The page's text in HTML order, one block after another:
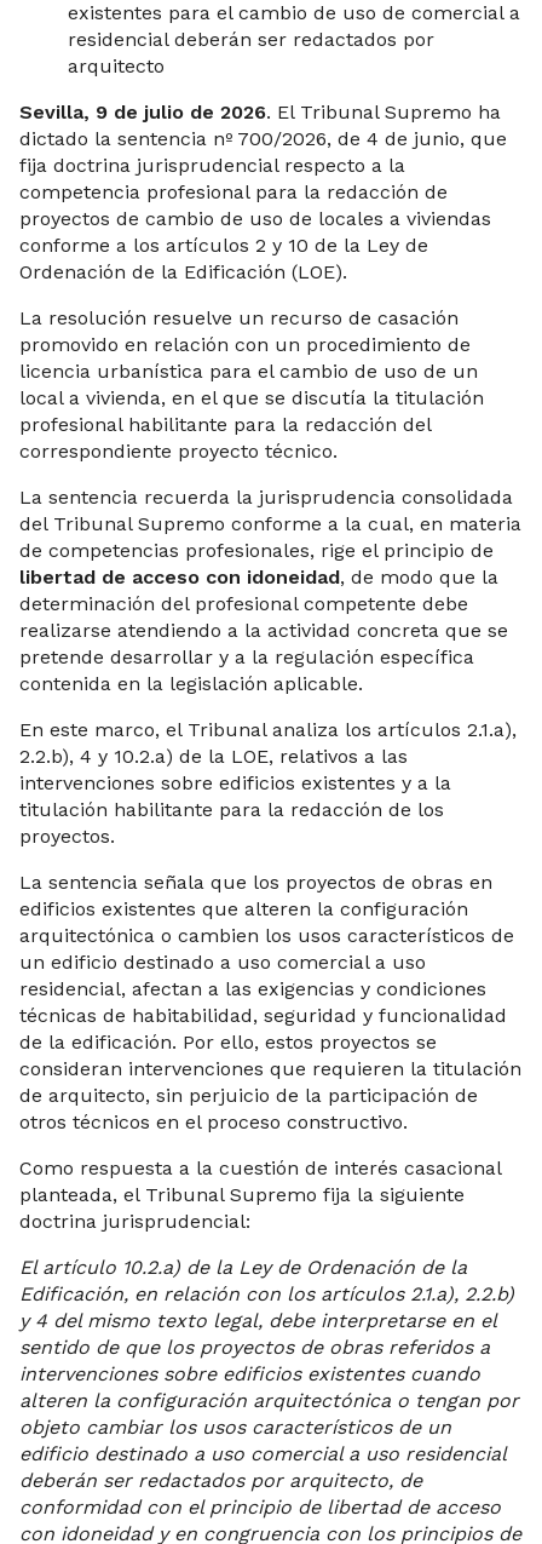
existentes para el cambio de uso de comercial a
residencial deberán ser redactados por
arquitecto
Sevilla, 9 de julio de 2026. El Tribunal Supremo ha
dictado la sentencia nº 700/2026, de 4 de junio, que
fija doctrina jurisprudencial respecto a la
competencia profesional para la redacción de
proyectos de cambio de uso de locales a viviendas
conforme a los artículos 2 y 10 de la Ley de
Ordenación de la Edificación (LOE).
La resolución resuelve un recurso de casación
promovido en relación con un procedimiento de
licencia urbanística para el cambio de uso de un
local a vivienda, en el que se discutía la titulación
profesional habilitante para la redacción del
correspondiente proyecto técnico.
La sentencia recuerda la jurisprudencia consolidada
del Tribunal Supremo conforme a la cual, en materia
de competencias profesionales, rige el principio de
libertad de acceso con idoneidad, de modo que la
determinación del profesional competente debe
realizarse atendiendo a la actividad concreta que se
pretende desarrollar y a la regulación específica
contenida en la legislación aplicable.
En este marco, el Tribunal analiza los artículos 2.1.a),
2.2.b), 4 y 10.2.a) de la LOE, relativos a las
intervenciones sobre edificios existentes y a la
titulación habilitante para la redacción de los
proyectos.
La sentencia señala que los proyectos de obras en
edificios existentes que alteren la configuración
arquitectónica o cambien los usos característicos de
un edificio destinado a uso comercial a uso
residencial, afectan a las exigencias y condiciones
técnicas de habitabilidad, seguridad y funcionalidad
de la edificación. Por ello, estos proyectos se
consideran intervenciones que requieren la titulación
de arquitecto, sin perjuicio de la participación de
otros técnicos en el proceso constructivo.
Como respuesta a la cuestión de interés casacional
planteada, el Tribunal Supremo fija la siguiente
doctrina jurisprudencial:
El artículo 10.2.a) de la Ley de Ordenación de la
Edificación, en relación con los artículos 2.1.a), 2.2.b)
y 4 del mismo texto legal, debe interpretarse en el
sentido de que los proyectos de obras referidos a
intervenciones sobre edificios existentes cuando
alteren la configuración arquitectónica o tengan por
objeto cambiar los usos característicos de un
edificio destinado a uso comercial a uso residencial
deberán ser redactados por arquitecto, de
conformidad con el principio de libertad de acceso
con idoneidad y en congruencia con los principios de